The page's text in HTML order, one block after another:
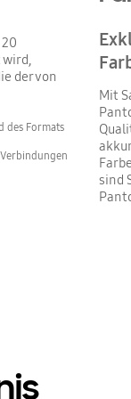
der von
des Formats
Mit
sind